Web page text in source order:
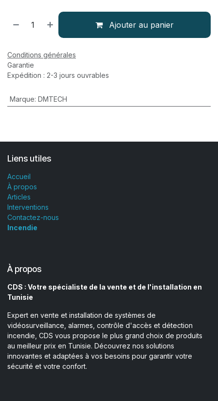
Ajouter au panier
Conditions générales
Garantie
Expédition : 2-3 jours ouvrables
Marque: DMTECH
Liens utiles
Accueil
À propos
Articles
Interventions
Contactez-nous
Incendie
À propos
CDS : Votre spécialiste de la vente et de l'installation en
Tunisie
Expert en vente et installation de systèmes de
vidéosurveillance, alarmes, contrôle d'accès et détection
incendie, CDS vous propose le plus grand choix de produits
au meilleur prix en Tunisie. Découvrez nos solutions
innovantes et adaptées à vos besoins pour garantir votre
sécurité et votre confort.